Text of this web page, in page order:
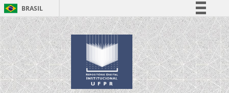
BRASIL
Simplifique!
Comunica BR
Participe
Acesso à informação
Legislação